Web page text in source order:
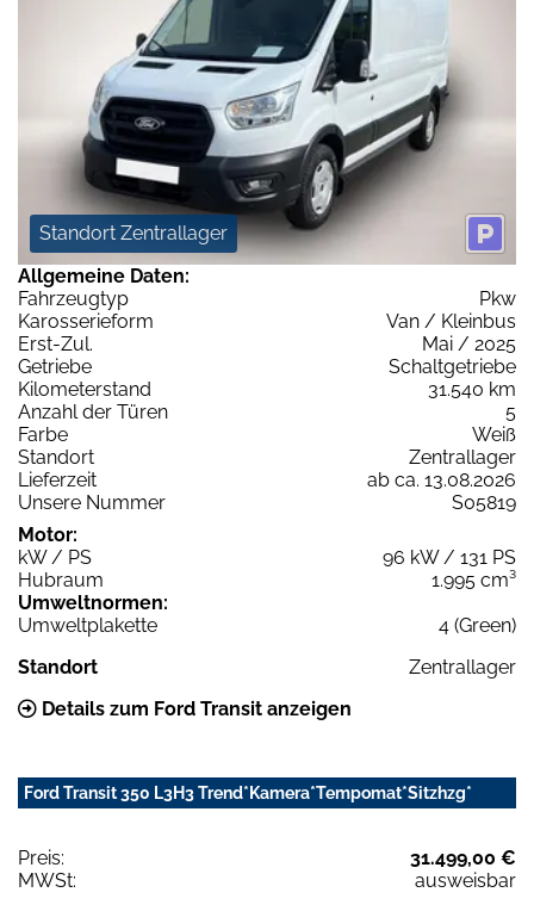
Standort Zentrallager
Allgemeine Daten:
Fahrzeugtyp
Pkw
Karosserieform
Van / Kleinbus
Erst-Zul.
Mai / 2025
Getriebe
Schaltgetriebe
Kilometerstand
31.540 km
Anzahl der Türen
5
Farbe
Weiß
Standort
Zentrallager
Lieferzeit
ab ca. 13.08.2026
Unsere Nummer
S05819
Motor:
kW / PS
96 kW / 131 PS
Hubraum
1.995 cm³
Umweltnormen:
Umweltplakette
4 (Green)
Standort
Zentrallager
Details zum Ford Transit anzeigen
Ford Transit 350 L3H3 Trend*Kamera*Tempomat*Sitzhzg*
Preis:
31.499,00 €
MWSt:
ausweisbar